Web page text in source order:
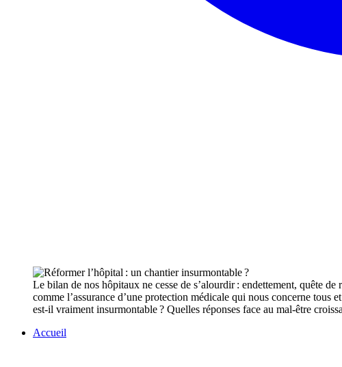
Le bilan de nos hôpitaux ne cesse de s’alourdir : endettement, quête
comme l’assurance d’une protection médicale qui nous concerne
est-il vraiment insurmontable ? Quelles réponses face au mal-être
Accueil